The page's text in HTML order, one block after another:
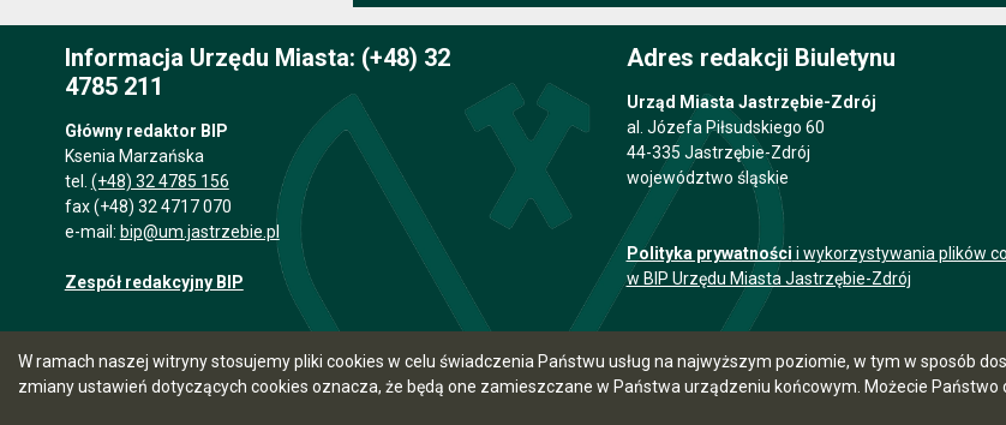
W ramach naszej witryny stosujemy pliki cookies w celu świadczenia Państwu usług na najwyższym poziomie, w tym w sposób
zmiany ustawień dotyczących cookies oznacza, że będą one zamieszczane w Państwa urządzeniu końcowym. Możecie
Informacja Urzędu Miasta: (+48) 32
4785 211
Główny redaktor BIP
Ksenia Marzańska
tel. (+48) 32 4785 156
fax (+48) 32 4717 070
e-mail: bip@um.jastrzebie.pl
Zespół redakcyjny BIP
Adres redakcji Biuletynu
Urząd Miasta Jastrzębie-Zdrój
al. Józefa Piłsudskiego 60
44-335 Jastrzębie-Zdrój
województwo śląskie
Polityka prywatności i wykorzystywania plików
w BIP Urzędu Miasta Jastrzębie-Zdrój
5.7.0 [15]